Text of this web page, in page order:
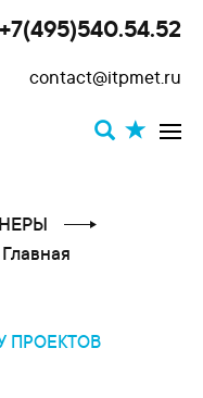
+7(495)540.54.52
contact@itpmet.ru
Главная
ПРОЕКТОВ